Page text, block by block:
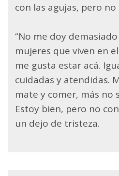
con las agujas, pero
“No me doy
mujeres que viven en
me gusta estar acá.
cuidadas y atendidas.
mate y comer, más no
Estoy bien, pero no
un dejo de tristeza.